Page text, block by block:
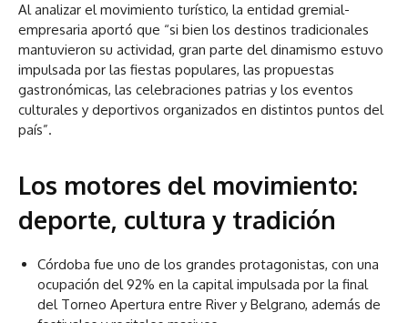
Al analizar el movimiento turístico, la entidad gremial-
empresaria aportó que “si bien los destinos tradicionales
mantuvieron su actividad, gran parte del dinamismo estuvo
impulsada por las fiestas populares, las propuestas
gastronómicas, las celebraciones patrias y los eventos
culturales y deportivos organizados en distintos puntos del
país”.
Los motores del movimiento:
deporte, cultura y tradición
Córdoba fue uno de los grandes protagonistas, con una
ocupación del 92% en la capital impulsada por la final
del Torneo Apertura entre River y Belgrano, además de